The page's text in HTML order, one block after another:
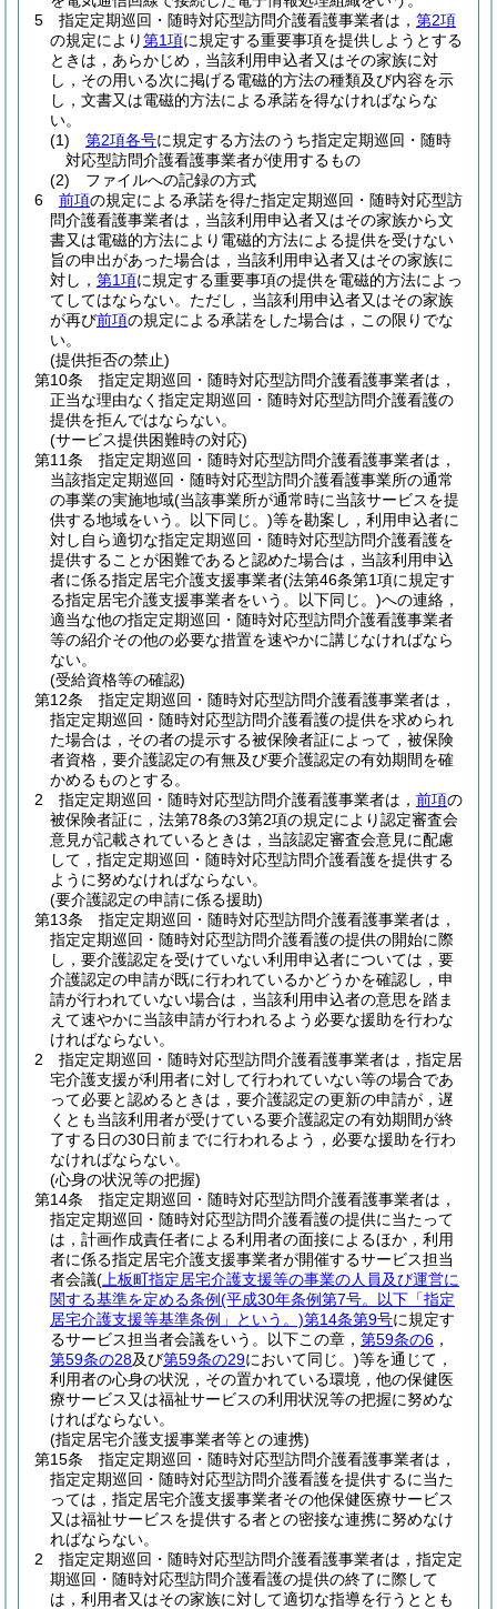
5
指定定期巡回・随時対応型訪問介護看護事業者は， 第2項
の規定により第1項に規定する重要事項を提供しようとする
ときは，あらかじめ，当該利用申込者又はその家族に対
し，その用いる次に掲げる電磁的方法の種類及び内容を示
し，文書又は電磁的方法による承諾を得なければならな
い。
(1)
第2項各号に規定する方法のうち指定定期巡回・随時
対応型訪問介護看護事業者が使用するもの
(2)
ファイルへの記録の方式
6
前項の規定による承諾を得た指定定期巡回・随時対応型訪
問介護看護事業者は，当該利用申込者又はその家族から文
書又は電磁的方法により電磁的方法による提供を受けない
旨の申出があった場合は，当該利用申込者又はその家族に
対し， 第1項に規定する重要事項の提供を電磁的方法によっ
てしてはならない。 ただし，当該利用申込者又はその家族
が再び前項の規定による承諾をした場合は，この限りでな
い。
(提供拒否の禁止)
第10条
指定定期巡回・随時対応型訪問介護看護事業者は，
正当な理由なく指定定期巡回・随時対応型訪問介護看護の
提供を拒んではならない。
(サービス提供困難時の対応)
第11条
指定定期巡回・随時対応型訪問介護看護事業者は，
当該指定定期巡回・随時対応型訪問介護看護事業所の通常
の事業の実施地域(当該事業所が通常時に当該サービスを提
供する地域をいう。以下同じ。)等を勘案し，利用申込者に
対し自ら適切な指定定期巡回・随時対応型訪問介護看護を
提供することが困難であると認めた場合は，当該利用申込
者に係る指定居宅介護支援事業者(法第46条第1項に規定す
る指定居宅介護支援事業者をいう。以下同じ。)への連絡，
適当な他の指定定期巡回・随時対応型訪問介護看護事業者
等の紹介その他の必要な措置を速やかに講じなければなら
ない。
(受給資格等の確認)
第12条
指定定期巡回・随時対応型訪問介護看護事業者は，
指定定期巡回・随時対応型訪問介護看護の提供を求められ
た場合は，その者の提示する被保険者証によって，被保険
者資格，要介護認定の有無及び要介護認定の有効期間を確
かめるものとする。
2
指定定期巡回・随時対応型訪問介護看護事業者は， 前項の
被保険者証に，法第78条の3第2項の規定により認定審査会
意見が記載されているときは，当該認定審査会意見に配慮
して，指定定期巡回・随時対応型訪問介護看護を提供する
ように努めなければならない。
(要介護認定の申請に係る援助)
第13条
指定定期巡回・随時対応型訪問介護看護事業者は，
指定定期巡回・随時対応型訪問介護看護の提供の開始に際
し，要介護認定を受けていない利用申込者については，要
介護認定の申請が既に行われているかどうかを確認し，申
請が行われていない場合は，当該利用申込者の意思を踏ま
えて速やかに当該申請が行われるよう必要な援助を行わな
ければならない。
2
指定定期巡回・随時対応型訪問介護看護事業者は，指定居
宅介護支援が利用者に対して行われていない等の場合であ
って必要と認めるときは，要介護認定の更新の申請が，遅
くとも当該利用者が受けている要介護認定の有効期間が終
了する日の30日前までに行われるよう，必要な援助を行わ
なければならない。
(心身の状況等の把握)
第14条
指定定期巡回・随時対応型訪問介護看護事業者は，
指定定期巡回・随時対応型訪問介護看護の提供に当たって
は，計画作成責任者による利用者の面接によるほか，利用
者に係る指定居宅介護支援事業者が開催するサービス担当
者会議( 上板町指定居宅介護支援等の事業の人員及び運営に
関する基準を定める条例(平成30年条例第7号。以下「指定
居宅介護支援等基準条例」という。)第14条第9号に規定す
るサービス担当者会議をいう。以下この章， 第59条の6 ，
第59条の28及び第59条の29において同じ。)等を通じて，
利用者の心身の状況，その置かれている環境，他の保健医
療サービス又は福祉サービスの利用状況等の把握に努めな
ければならない。
(指定居宅介護支援事業者等との連携)
第15条
指定定期巡回・随時対応型訪問介護看護事業者は，
指定定期巡回・随時対応型訪問介護看護を提供するに当た
っては，指定居宅介護支援事業者その他保健医療サービス
又は福祉サービスを提供する者との密接な連携に努めなけ
ればならない。
2
指定定期巡回・随時対応型訪問介護看護事業者は，指定定
期巡回・随時対応型訪問介護看護の提供の終了に際して
は，利用者又はその家族に対して適切な指導を行うととも